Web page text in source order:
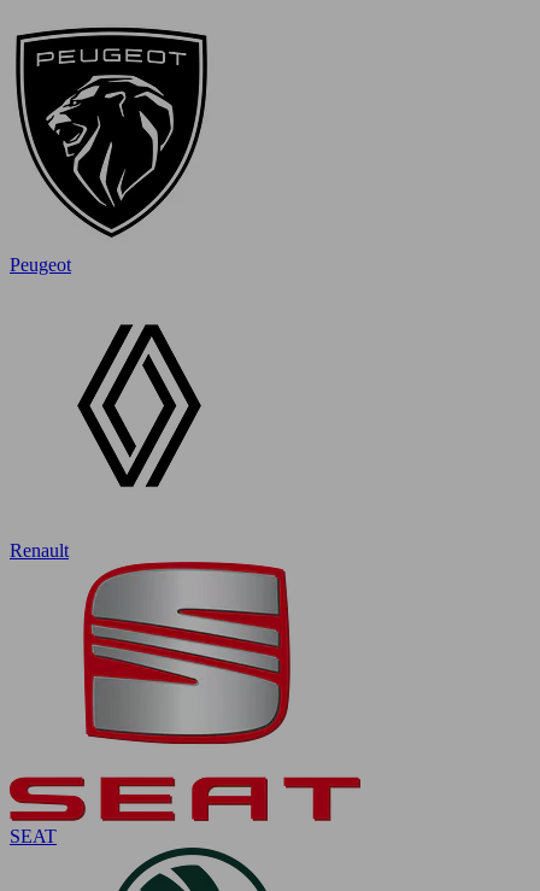
Peugeot
Renault
SEAT